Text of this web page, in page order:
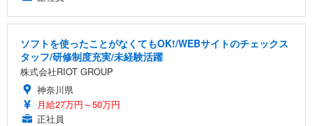
ソフトを使ったことがなくてもOK!/WEBサイトのチェックス
タッフ/研修制度充実/未経験活躍
株式会社RIOT GROUP
神奈川県
月給27万円～50万円
正社員